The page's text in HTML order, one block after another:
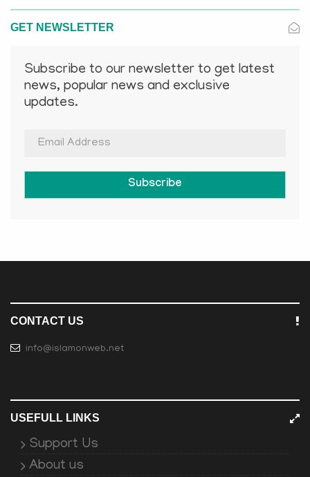
GET NEWSLETTER
Subscribe to our newsletter to get latest
news, popular news and exclusive
updates.
Subscribe
CONTACT US
info@islamonweb.net
USEFULL LINKS
Support Us
About us